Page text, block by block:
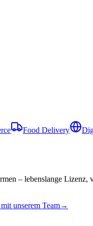
Food Delivery
– lebenslange Lizenz,
unserem Team→